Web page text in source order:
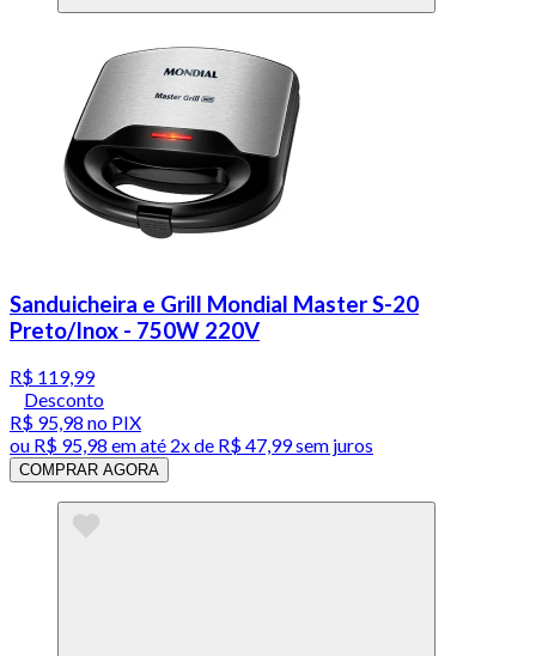
Sanduicheira e Grill Mondial Master S-20
Preto/Inox - 750W 220V
R$ 119,99
Desconto
R$ 95,98 no PIX
ou R$ 95,98 em até 2x de R$ 47,99 sem juros
COMPRAR AGORA